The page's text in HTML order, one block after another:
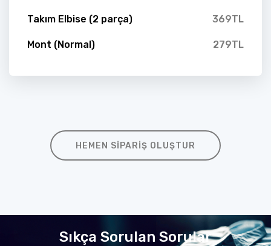
Takım Elbise (2 parça) 369TL
Mont (Normal) 279TL
HEMEN SIPARIŞ OLUŞTUR
Sıkça Sorulan Sorular